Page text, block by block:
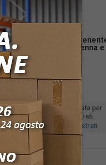
Cod:
Inter
Kit scrittura
righello matita penna e
Vendita riservata per
utenti registrati.
Login
Registrati